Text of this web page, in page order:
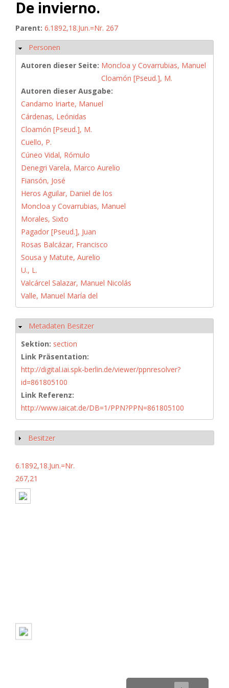
De invierno.
Parent: 6.1892,18.Jun.=Nr. 267
Ausblenden
Personen
Autoren dieser Seite: Moncloa y Covarrubias, Manuel
Cloamón [Pseud.], M.
Autoren dieser Ausgabe:
Candamo Iriarte, Manuel
Cárdenas, Leónidas
Cloamón [Pseud.], M.
Cuello, P.
Cúneo Vidal, Rómulo
Denegri Varela, Marco Aurelio
Fiansón, José
Heros Aguilar, Daniel de los
Moncloa y Covarrubias, Manuel
Morales, Sixto
Pagador [Pseud.], Juan
Rosas Balcázar, Francisco
Sousa y Matute, Aurelio
U., L.
Valcárcel Salazar, Manuel Nicolás
Valle, Manuel María del
Ausblenden
Metadaten Besitzer
Sektion: section
Link Präsentation:
http://digital.iai.spk-berlin.de/viewer/ppnresolver?
id=861805100
Link Referenz:
http://www.iaicat.de/DB=1/PPN?PPN=861805100
Anzeigen
Besitzer
6.1892,18.Jun.=Nr.
267,21